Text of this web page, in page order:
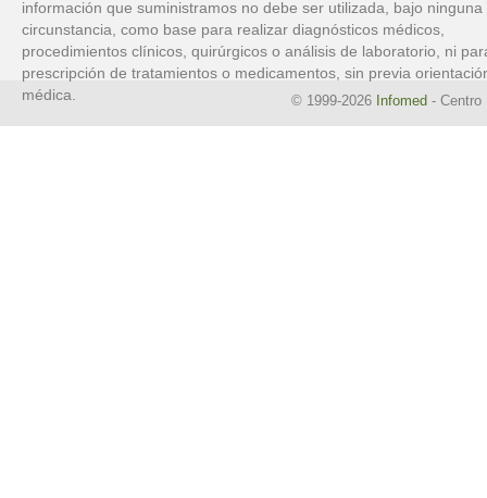
información que suministramos no debe ser utilizada, bajo ninguna
circunstancia, como base para realizar diagnósticos médicos,
procedimientos clínicos, quirúrgicos o análisis de laboratorio, ni
prescripción de tratamientos o medicamentos, sin previa
médica.
© 1999-2026 Infomed - Centro